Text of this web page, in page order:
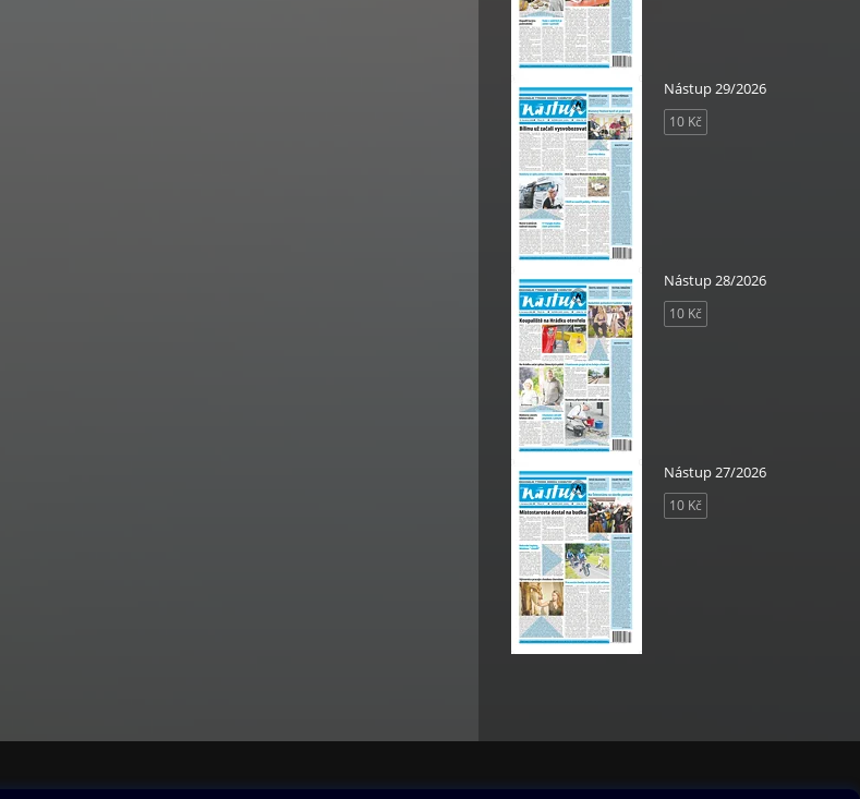
Nástup 29/2026
10 Kč
Nástup 28/2026
10 Kč
Nástup 27/2026
10 Kč